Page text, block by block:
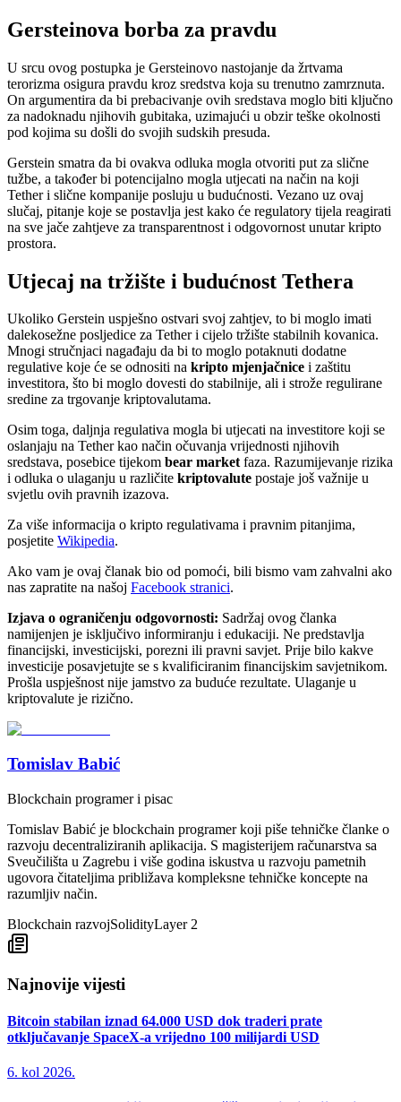
Gersteinova borba za pravdu
U srcu ovog postupka je Gersteinovo nastojanje da žrtvama
terorizma osigura pravdu kroz sredstva koja su trenutno zamrznuta.
On argumentira da bi prebacivanje ovih sredstava moglo biti ključno
za nadoknadu njihovih gubitaka, uzimajući u obzir teške okolnosti
pod kojima su došli do svojih sudskih presuda.
Gerstein smatra da bi ovakva odluka mogla otvoriti put za slične
tužbe, a također bi potencijalno mogla utjecati na način na koji
Tether i slične kompanije posluju u budućnosti. Vezano uz ovaj
slučaj, pitanje koje se postavlja jest kako će regulatory tijela reagirati
na sve jače zahtjeve za transparentnost i odgovornost unutar kripto
prostora.
Utjecaj na tržište i budućnost Tethera
Ukoliko Gerstein uspješno ostvari svoj zahtjev, to bi moglo imati
dalekosežne posljedice za Tether i cijelo tržište stabilnih kovanica.
Mnogi stručnjaci nagađaju da bi to moglo potaknuti dodatne
regulative koje će se odnositi na kripto mjenjačnice i zaštitu
investitora, što bi moglo dovesti do stabilnije, ali i strože regulirane
sredine za trgovanje kriptovalutama.
Osim toga, daljnja regulativa mogla bi utjecati na investitore koji se
oslanjaju na Tether kao način očuvanja vrijednosti njihovih
sredstava, posebice tijekom bear marketfaza. Razumijevanje rizika
i odluka o ulaganju u različite kriptovalute postaje još važnije u
svjetlu ovih pravnih izazova.
Za više informacija o kripto regulativama i pravnim pitanjima,
posjetite Wikipedia.
Ako vam je ovaj članak bio od pomoći, bili bismo vam zahvalni ako
nas zapratite na našoj Facebook stranici.
Izjava o ograničenju odgovornosti: Sadržaj ovog članka
namijenjen je isključivo informiranju i edukaciji. Ne predstavlja
financijski, investicijski, porezni ili pravni savjet. Prije bilo kakve
investicije posavjetujte se s kvalificiranim financijskim savjetnikom.
Prošla uspješnost nije jamstvo za buduće rezultate. Ulaganje u
kriptovalute je rizično.
Tomislav Babić
Blockchain programer i pisac
Tomislav Babić je blockchain programer koji piše tehničke članke o
razvoju decentraliziranih aplikacija. S magisterijem računarstva sa
Sveučilišta u Zagrebu i više godina iskustva u razvoju pametnih
ugovora čitateljima približava kompleksne tehničke koncepte na
razumljiv način.
Blockchain razvojSolidityLayer 2
Najnovije vijesti
Bitcoin stabilan iznad 64.000 USD dok traderi prate
otključavanje SpaceX-a vrijedno 100 milijardi USD
6. kol 2026.